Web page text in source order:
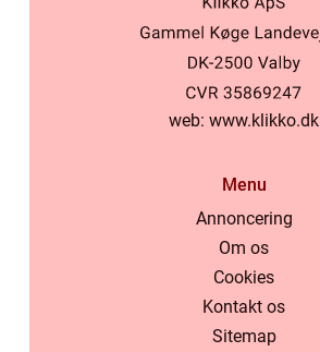
web: www.klikko.dk
Menu
Annoncering
Om os
Cookies
Kontakt os
Sitemap